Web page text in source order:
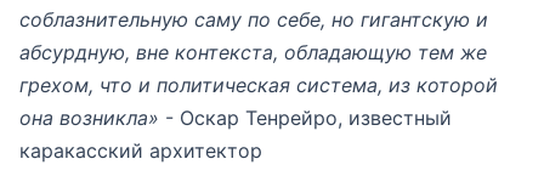
соблазнительную саму по себе, но гигантскую и
абсурдную, вне контекста, обладающую тем же
грехом, что и политическая система, из которой
она возникла» - Оскар Тенрейро, известный
каракасский архитектор